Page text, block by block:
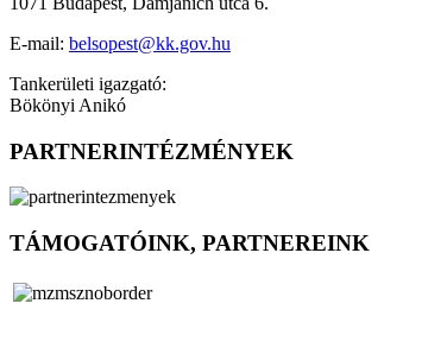
E-mail: belsopest@kk.gov.hu
Tankerületi igazgató:
Bökönyi Anikó
PARTNERINTÉZMÉNYEK
TÁMOGATÓINK, PARTNEREINK